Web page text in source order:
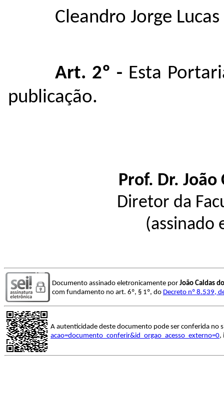
Cleandro Jorge
Art. 2º - Esta
publicação.
Prof. Dr. João
Diretor da
(assinado
Documento assinado eletronicamente por João Caldas
com fundamento no art. 6º, § 1º, do Decreto nº 8.539,
A autenticidade deste documento pode ser conferida no
acao=documento_conferir&id_orgao_acesso_externo=0,